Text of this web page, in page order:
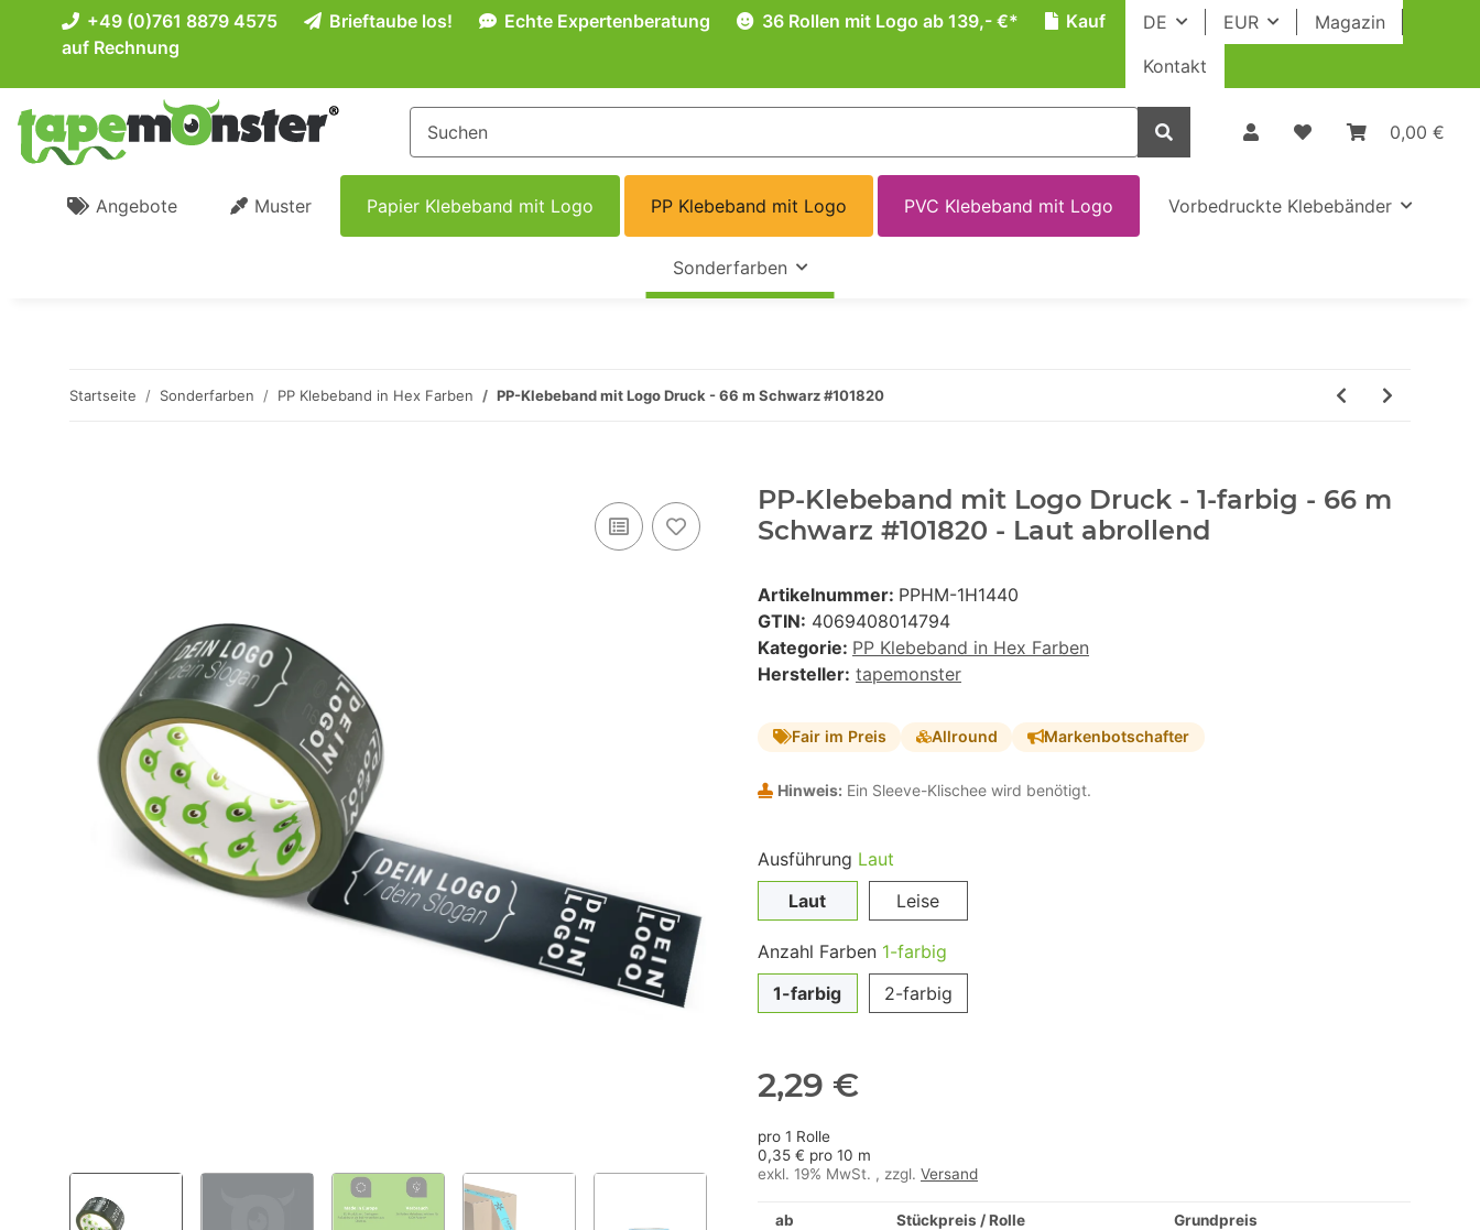
DE EUR
Magazin
Kontakt
+49 (0)761 8879 4575 Brieftaube los! Echte Expertenberatung 36 Rollen mit Logo ab 139,- €*
Kauf
auf Rechnung
0,00 €
Angebote Muster Papier Klebeband mit Logo PP Klebeband mit Logo PVC Klebeband mit Logo Vorbedruckte Klebebänder
Sonderfarben
Startseite Sonderfarben PP Klebeband in Hex Farben PP-Klebeband mit Logo Druck - 66 m Schwarz #101820
PP-Klebeband mit Logo Druck - 1-farbig - 66 m
Schwarz #101820 - Laut abrollend
Artikelnummer: PPHM-1H1440
GTIN: 4069408014794
Kategorie: PP Klebeband in Hex Farben
Hersteller: tapemonster
Fair im Preis Allround Markenbotschafter
Hinweis: Ein Sleeve-Klischee wird benötigt.
Ausführung Laut
Laut
Leise
Anzahl Farben 1-farbig
1-farbig
2-farbig
2,29 €
pro 1 Rolle
0,35 € pro 10 m
exkl. 19% MwSt. , zzgl. Versand
ab Stückpreis / Rolle Grundpreis